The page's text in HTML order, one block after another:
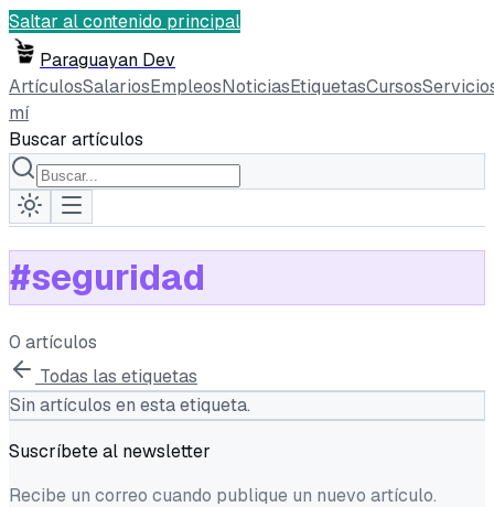
Saltar al contenido principal
Paraguayan Dev
ArtículosSalariosEmpleosNoticiasEtiquetasCursos
mí
Buscar artículos
#seguridad
0 artículos
Todas las etiquetas
Sin artículos en esta etiqueta.
Suscríbete al newsletter
Recibe un correo cuando publique un nuevo artículo.